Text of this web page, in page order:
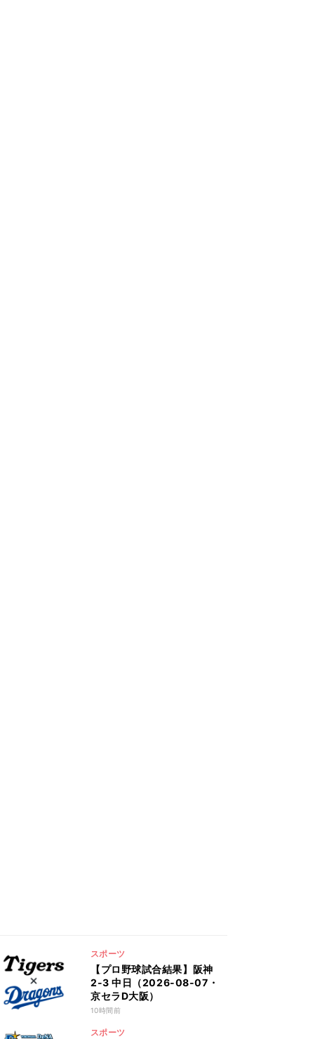
スポーツ
【プロ野球試合結果】阪神
2-3 中日（2026-08-07・
京セラD大阪）
10時間前
スポーツ